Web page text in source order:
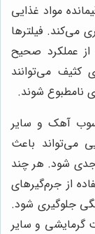
مواد غذایی
می‌کند. فیلترها
از عملکرد صحیح
کثیف می‌توانند
نامطبوع شوند.
آهک و سایر
می‌تواند باعث
جدی شود. هر چند
از جرم‌گیرهای
جلوگیری شود.
گرمایشی و سایر